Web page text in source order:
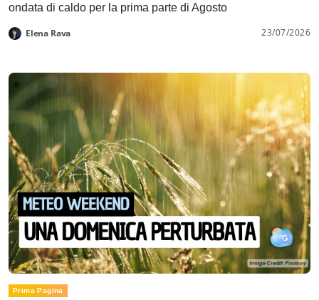
ondata di caldo per la prima parte di Agosto
Elena Rava 23/07/2026
Prima Pagina